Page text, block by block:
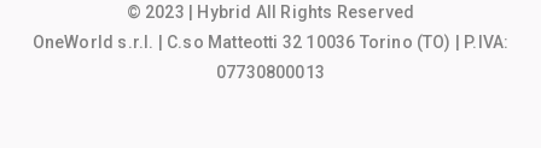
© 2023 | Hybrid All Rights Reserved
OneWorld s.r.l.
| C.so Matteotti 32 10036 Torino (TO) | P.IVA:
07730800013